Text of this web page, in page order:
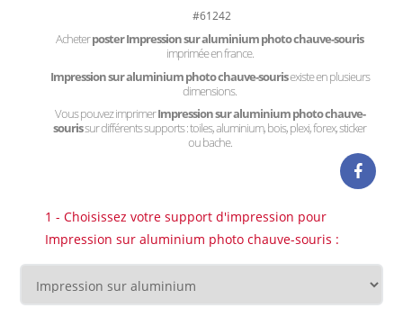
#61242
Acheterposter Impression sur aluminium photo chauve-souris
imprimée en france.
Impression sur aluminium photo chauve-sourisexiste en plusieurs
dimensions.
Vous pouvez imprimerImpression sur aluminium photo chauve-
sourissur différents supports : toiles, aluminium, bois, plexi, forex, sticker
ou bache.
1 - Choisissez votre support d'impression pour
Impression sur aluminium photo chauve-souris :